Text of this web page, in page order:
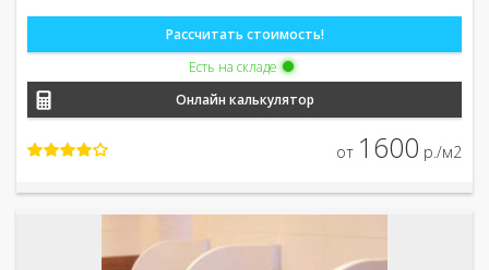
Рассчитать стоимость!
Есть на складе
Онлайн калькулятор
от 1600 р./м2